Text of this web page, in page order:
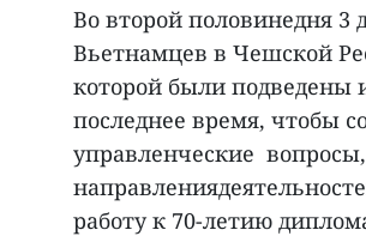
Во второй половинедня
Вьетнамцев в Чешской
которой были подведены
последнее время, чтобы
управленческие
работу к 70-летию